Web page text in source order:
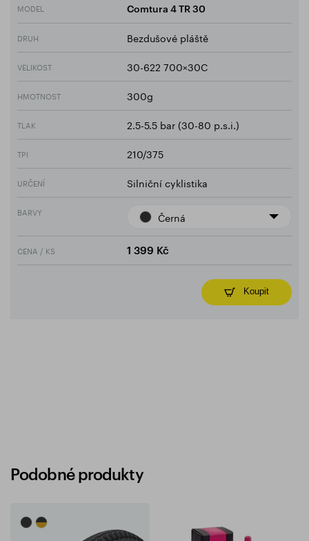
MODEL Comtura 4 TR 30
DRUH Bezdušové pláště
VELIKOST 30-622 700×30C
HMOTNOST 300g
TLAK 2.5-5.5 bar (30-80 p.s.i.)
TPI 210/375
URČENÍ Silniční cyklistika
BARVY Černá
CENA / KS 1 399 Kč
Koupit
Podobné produkty